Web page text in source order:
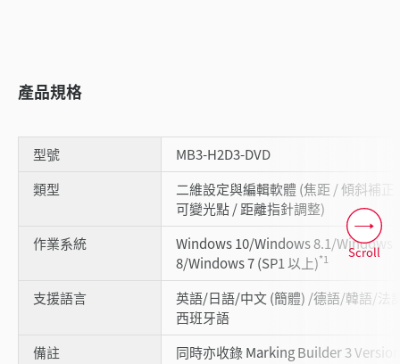
產品規格
型號
MB3-H2D3-DVD
類型
二維設定與編輯軟體 (焦距 / 傾斜補正
可變光點 / 距離指針調整)
作業系統
Windows 10/Windows 8.1/Windows
8/Windows 7 (SP1 以上)*1
支援語言
英語/日語/中文 (簡體) /德語/韓語/法
西班牙語
備註
同時亦收錄 Marking Builder 3 Version
Scroll